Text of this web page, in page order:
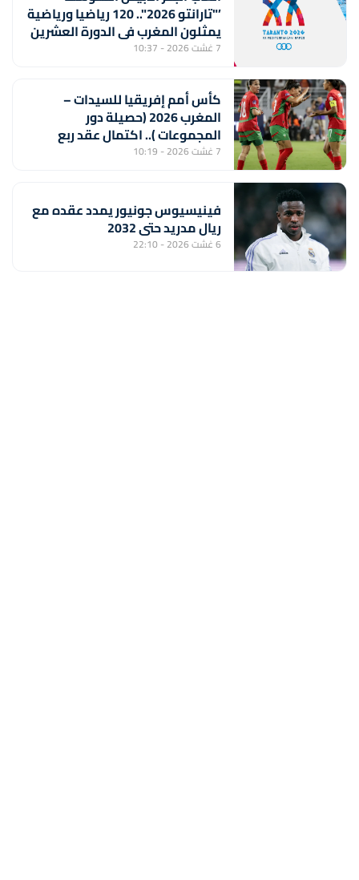
’"تارانتو 2026".. 120 رياضيا ورياضية
يمثلون المغرب في الدورة العشرين
7 غشت 2026 - 10:37
كأس أمم إفريقيا للسيدات –
المغرب 2026 (حصيلة دور
المجموعات ).. اكتمال عقد ربع
النهائي ولبؤات الأطلس أمام جنوب
7 غشت 2026 - 10:19
فينيسيوس جونيور يمدد عقده مع
ريال مدريد حتى 2032
6 غشت 2026 - 22:10